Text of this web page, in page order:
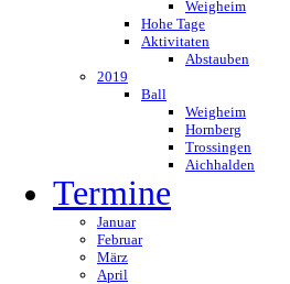
Weigheim
Hohe Tage
Aktivitaten
Abstauben
2019
Ball
Weigheim
Hornberg
Trossingen
Aichhalden
Termine
Januar
Februar
März
April